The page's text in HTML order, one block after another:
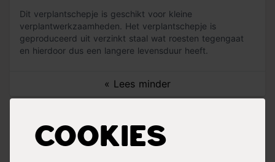
Cookies
« Lees minder
Dit verplantschepje is geschikt voor kleine
verplantwerkzaamheden. Het verplantschepje is
geproduceerd uit verzinkt staal wat roesten tegengaat
en hierdoor dus een langere levensduur heeft.
Specificaties
Lengte
30 cm